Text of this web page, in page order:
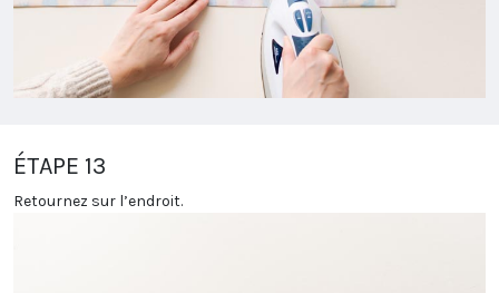
ÉTAPE 13
Retournez sur l’endroit.